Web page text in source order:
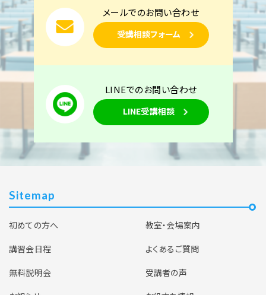
メールでのお問い合わせ
受講相談フォーム
LINEでのお問い合わせ
LINE受講相談
Sitemap
初めての方へ
教室・会場案内
講習会日程
よくあるご質問
無料説明会
受講者の声